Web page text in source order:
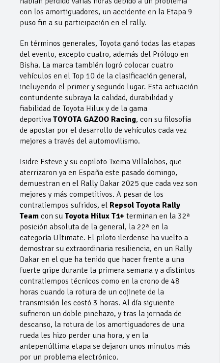
con los amortiguadores, un accidente en la Etapa 9
puso fin a su participación en el rally.
En términos generales, Toyota ganó todas las etapas
del evento, excepto cuatro, además del Prólogo en
Bisha. La marca también logró colocar cuatro
vehículos en el Top 10 de la clasificación general,
incluyendo el primer y segundo lugar. Esta actuación
contundente subraya la calidad, durabilidad y
fiabilidad de Toyota Hilux y de la gama
deportiva TOYOTA GAZOO Racing, con su filosofía
de apostar por el desarrollo de vehículos cada vez
mejores a través del automovilismo.
Isidre Esteve y su copiloto Txema Villalobos, que
aterrizaron ya en España este pasado domingo,
demuestran en el Rally Dakar 2025 que cada vez son
mejores y más competitivos. A pesar de los
contratiempos sufridos, el Repsol Toyota Rally
Team con su Toyota Hilux T1+ terminan en la 32ª
posición absoluta de la general, la 22ª en la
categoría Ultimate. El piloto ilerdense ha vuelto a
demostrar su extraordinaria resiliencia, en un Rally
Dakar en el que ha tenido que hacer frente a una
fuerte gripe durante la primera semana y a distintos
contratiempos técnicos como en la crono de 48
horas cuando la rotura de un cojinete de la
transmisión les costó 3 horas. Al día siguiente
sufrieron un doble pinchazo, y tras la jornada de
descanso, la rotura de los amortiguadores de una
rueda les hizo perder una hora, y en la
antepenúltima etapa se dejaron unos minutos más
por un problema electrónico.